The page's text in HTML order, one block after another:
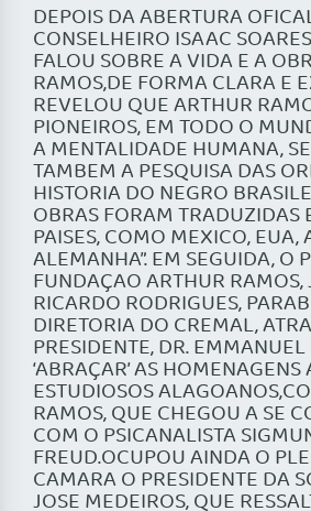
DEPOIS DA ABERTURA
CONSELHEIRO ISAAC
FALOU SOBRE A VIDA E A
RAMOS,DE FORMA CLARA E
REVELOU QUE ARTHUR
PIONEIROS, EM TODO O
A MENTALIDADE HUMANA,
TAMBEM A PESQUISA DAS
HISTORIA DO NEGRO
OBRAS FORAM TRADUZIDAS
PAISES, COMO MEXICO, EUA,
ALEMANHA”. EM SEGUIDA, O
FUNDAÇAO ARTHUR RAMOS,
RICARDO RODRIGUES,
DIRETORIA DO CREMAL,
PRESIDENTE, DR. EMMANUEL
‘ABRAÇAR’ AS
ESTUDIOSOS
RAMOS, QUE CHEGOU A SE
COM O PSICANALISTA
FREUD.OCUPOU AINDA O
CAMARA O PRESIDENTE DA
JOSE MEDEIROS, QUE